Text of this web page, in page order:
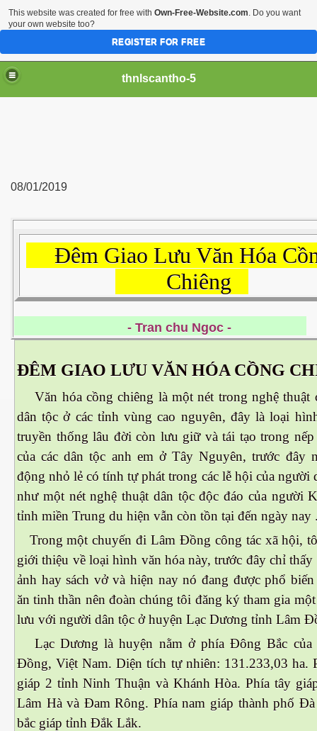
thnlscantho-5
08/01/2019
Đêm Giao Lưu Văn Hóa
Chiêng
- Tran chu Ngoc -
ĐÊM GIAO LƯU VĂN HÓA CỒNG
Văn hóa cồng chiêng là một nét trong nghệ thuật
dân tộc ở các tỉnh vùng cao nguyên, đây là loại
truyền thống lâu đời còn lưu giữ và tái tạo trong
của các dân tộc anh em ở Tây Nguyên, trước đây
động nhỏ lẻ có tính tự phát trong các lễ hội của người
như một nét nghệ thuật dân tộc độc đáo của người
tỉnh miền Trung du hiện vẫn còn tồn tại đến ngày nay
Trong một chuyến đi Lâm Đồng công tác xã hội,
giới thiệu về loại hình văn hóa này, trước đây chỉ thấy
ảnh hay sách vở và hiện nay nó đang được phổ
ăn tinh thần nên đoàn chúng tôi đăng ký tham gia
lưu với người dân tộc ở huyện Lạc Dương tỉnh Lâm
Lạc Dương là huyện nằm ở phía Đông Bắc của
Đồng, ViệtNam. Diện tích tự nhiên: 131.233,03 ha.
giáp 2 tỉnh Ninh Thuận và Khánh Hòa. Phía tây
Lâm Hà và Đam Rông. Phía nam giáp thành phố
bắc giáp tỉnh Đắk Lắk.
This website was created for free with Own-Free-Website.com. Do you want
your own website too?
REGISTER FOR FREE